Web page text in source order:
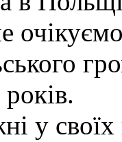
у своїх